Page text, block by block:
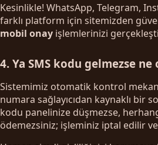
Kesinlikle! WhatsApp, Telegram,
farklı platform için sitemizden
mobil onay işlemlerinizi
4. Ya SMS kodu gelmezse ne
Sistemimiz otomatik kontrol
numara sağlayıcıdan kaynaklı bir
kodu panelinize düşmezse,
ödemezsiniz; işleminiz iptal edilir